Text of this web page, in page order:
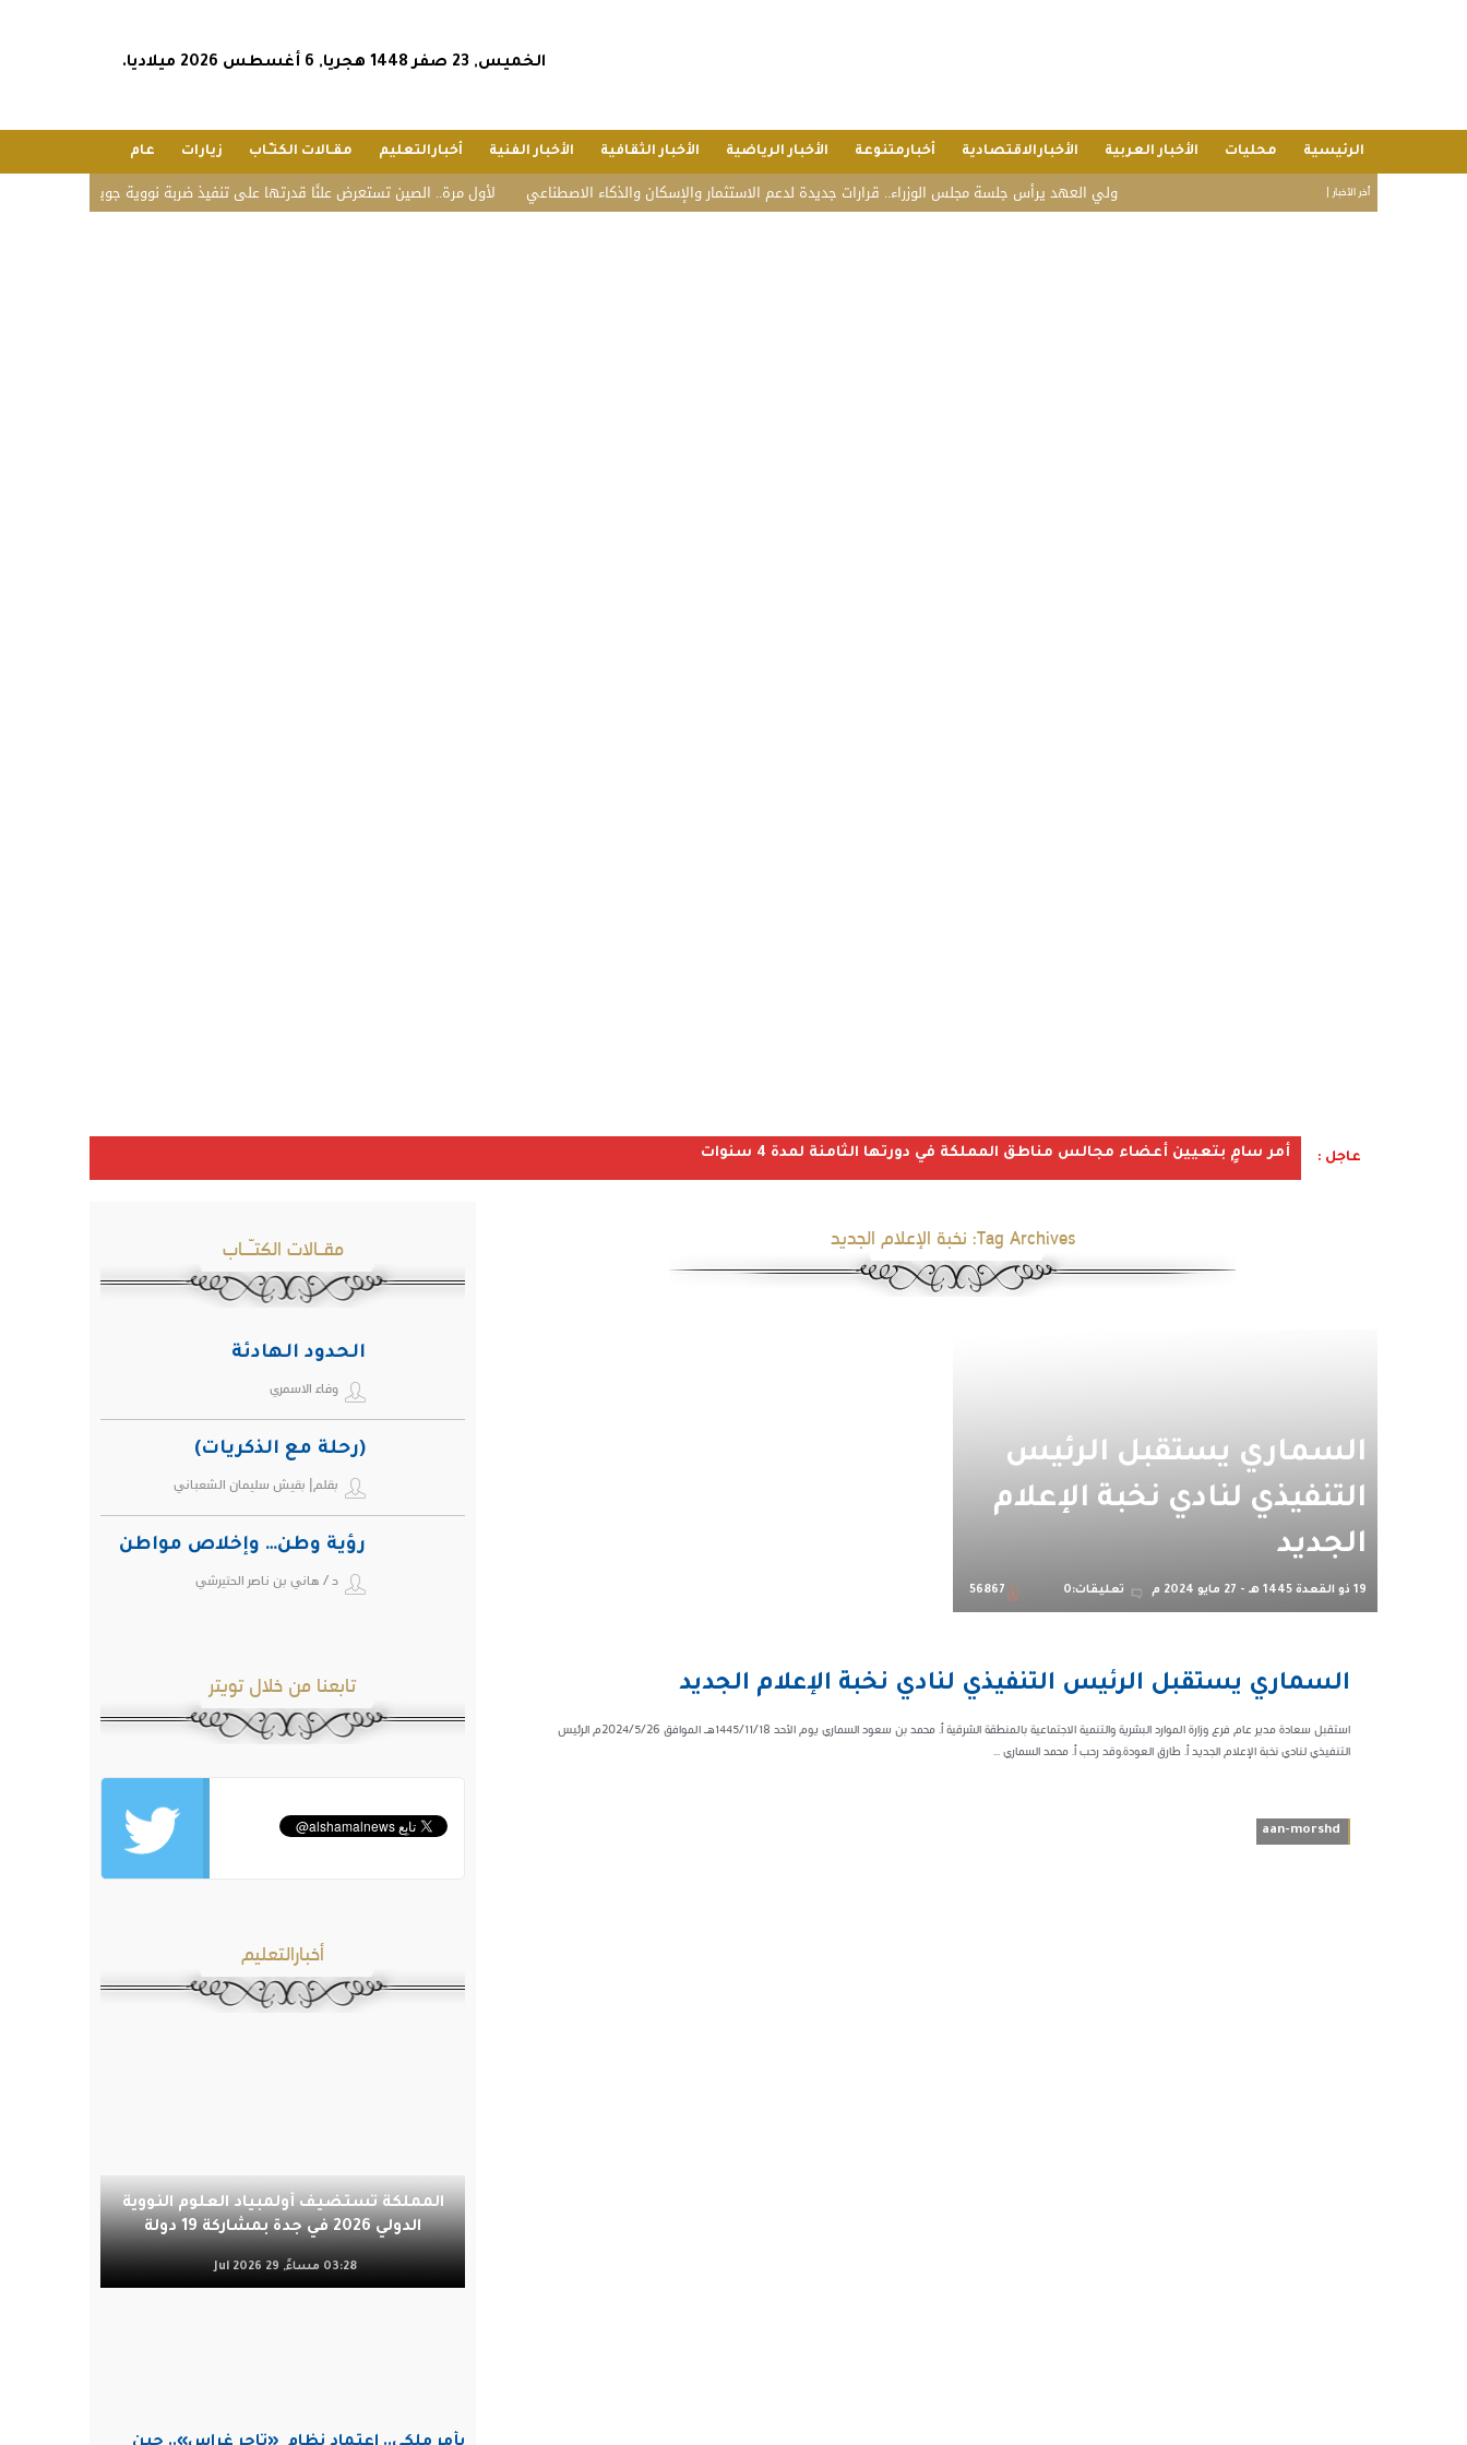
الخميس, 23 صفر 1448 هجريا, 6 أغسطس 2026 ميلاديا.
الرئيسية محليات الأخبار العربية الأخبارالاقتصادية أخبارمتنوعة الأخبار الرياضية الأخبار الثقافية الأخبار الفنية أخبارالتعليم مقـالات الكتـّـاب زيارات عام
أخر الأخبار | «زاتكا» تدعو لأول مرة.. الصين تستعرض علنًا قدرتها على تنفيذ ضربة نووية جوية ولي العهد يرأس جلسة مجلس الوزراء.. قرارات جديدة لدعم الاستثمار والإسكان والذكاء الاصطناعي
عاجل : أمر سامٍ بتعيين أعضاء مجالس مناطق المملكة في دورتها الثامنة لمدة 4 سنوات
Tag Archives: نخبة الإعلام الجديد
السماري يستقبل الرئيس
التنفيذي لنادي نخبة الإعلام
الجديد
19 ذو القعدة 1445 هـ - 27 مايو 2024 م تعليقات:0 56867
السماري يستقبل الرئيس التنفيذي لنادي نخبة الإعلام الجديد
استقبل سعادة مدير عام فرع وزارة الموارد البشرية والتنمية الاجتماعية بالمنطقة الشرقية أ. محمد بن سعود السماري يوم الأحد 1445/11/18هـ الموافق 2024/5/26م الرئيس
التنفيذي لنادي نخبة الإعلام الجديد أ. طارق العودة.وقد رحب أ. محمد السماري ...
aan-morshd
مقـالات الكتـّـاب
الحدود الهادئة
وفاء الاسمري
(رحلة مع الذكريات)
بقلم| بقيش سليمان الشعباني
رؤية وطن… وإخلاص مواطن
د / هاني بن ناصر الحتيرشي
تابعنا من خلال تويتر
أخبارالتعليم
المملكة تستضيف أولمبياد العلوم النووية
الدولي 2026 في جدة بمشاركة 19 دولة
03:28 مساءً, 29 Jul 2026